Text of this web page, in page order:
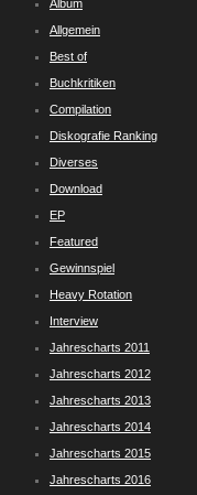
Album
Allgemein
Best of
Buchkritiken
Compilation
Diskografie Ranking
Diverses
Download
EP
Featured
Gewinnspiel
Heavy Rotation
Interview
Jahrescharts 2011
Jahrescharts 2012
Jahrescharts 2013
Jahrescharts 2014
Jahrescharts 2015
Jahrescharts 2016